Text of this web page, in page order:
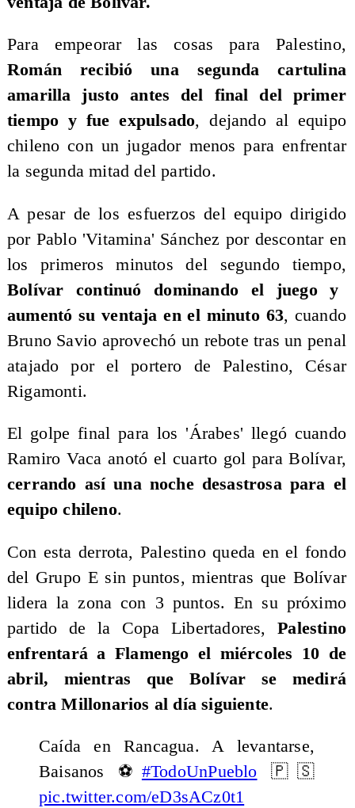
​Para empeorar las cosas para Palestino,
Román recibió una segunda cartulina
amarilla justo antes del final del primer
tiempo y fue expulsado, dejando al equipo
chileno con un jugador menos para enfrentar
la segunda mitad del partido.
A pesar de los esfuerzos del equipo dirigido
por Pablo 'Vitamina' Sánchez por descontar en
los primeros minutos del segundo tiempo,
Bolívar continuó dominando el juego y
aumentó su ventaja en el minuto 63, cuando
Bruno Savio aprovechó un rebote tras un penal
atajado por el portero de Palestino, César
Rigamonti.
El golpe final para los 'Árabes' llegó cuando
Ramiro Vaca anotó el cuarto gol para Bolívar,
cerrando así una noche desastrosa para el
equipo chileno.
​Con esta derrota, Palestino queda en el fondo
del Grupo E sin puntos, mientras que Bolívar
lidera la zona con 3 puntos. En su próximo
partido de la Copa Libertadores,Palestino
enfrentará a Flamengo el miércoles 10 de
abril, mientras que Bolívar se medirá
contra Millonarios al día siguiente.
Caída en Rancagua. A levantarse,
Baisanos ⚽️ #TodoUnPueblo 🇵🇸
pic.twitter.com/eD3sACz0t1